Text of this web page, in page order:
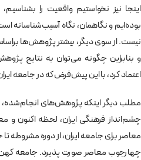
اینجا نیز نخواستیم واقعیت را
بوده‌ایم و نگاهمان،‌ نگاه آسیب‌شناسانه
نیست. از سوی دیگر، بیشتر پژوهش‌ها
و بنابراین چگونه می‌توان به نتایج
‌اعتماد کرد، با این پیش‌فرض که در جامعه
مطلب دیگر اینکه پژوهش‌های انجام‌شده،
چشم‌انداز فرهنگی ایران، لحظه اکنون
معاصر برای جامعه ایران، از دوره مشروطه
چهارجوب معاصر صورت پذیرد. جامعه کهن و